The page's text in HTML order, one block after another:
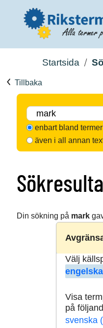
Startsida
Tillbaka
enbart bland termer
även i all annan
Din sökning på mark
Välj
Visa
på
svenska